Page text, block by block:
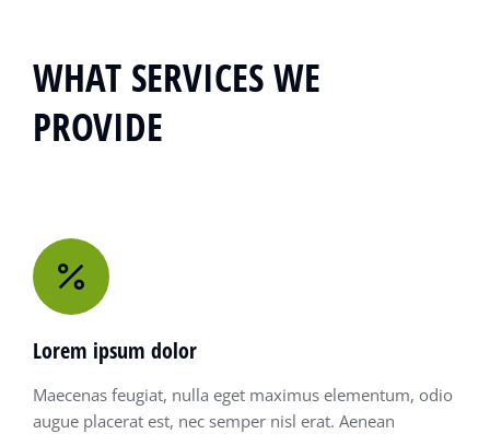
WHAT SERVICES WE
PROVIDE
Lorem ipsum dolor
Maecenas feugiat, nulla eget maximus elementum, odio
augue placerat est, nec semper nisl erat. Aenean